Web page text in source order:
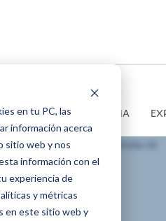
en tu PC, las
información acerca
sitio web y nos
información con el
experiencia de
y métricas
en este sitio web y
COMUNICACIÓN INTERNA